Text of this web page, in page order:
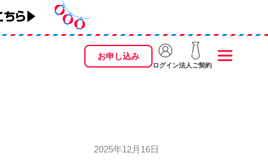
お申し込み
ログイン法人ご契約
2025年12月16日